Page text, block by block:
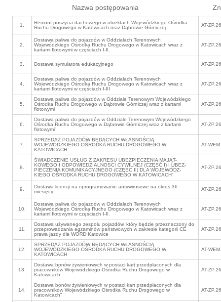
Nazwa postępowania
1.
Remont poszycia dachowego w obiektach Wojewódzkiego Ośrodka
Ruchu Drogowego w Katowicach oraz Dąbrowie Górniczej
AT-
2.
Dostawa paliwa do pojazdów w Oddziałach Terenowych
Wojewódzkiego Ośrodka Ruchu Drogowego w Katowicach wraz z
kartami flotowymi w częściach I-II.
AT-
3. Dostawa symulatora edukacyjnego AT-
4.
Dostawa paliwa do pojazdów w Oddziałach Terenowych
Wojewódzkiego Ośrodka Ruchu Drogowego w Katowicach wraz z
kartami flotowymi w częściach I-III
AT-
5.
Dostawa paliwa do pojazdów w Oddziale Terenowym Wojewódzkiego
Ośrodka Ruchu Drogowego w Dąbrowie Górniczej wraz z kartami
flotowymi
AT-
6.
Dostawa paliwa do pojazdów w Oddziale Terenowym Wojewódzkiego
Ośrodka Ruchu Drogowego w Dąbrowie Górniczej wraz z kartami
flotowymi”
AT-
7.
SPRZEDAŻ POJAZDÓW BĘDĄCYCH WŁASNOŚCIĄ
WOJEWÓDZKIEGO OŚRODKA RUCHU DROGOWEGO W
KATOWICACH
AT-
8.
ŚWIADCZENIE USŁUG Z ZAKRESU UBEZPIECZENIA MAJĄT-
KOWEGO I ODPOWIEDZIALNOSCI CYWILNEJ (CZĘŚĆ I) I UBEZ-
PIECZENIA KOMUNIKACYJNEGO (CZĘŚC II) DLA WOJEWÓDZ-
KIEGO OŚRODKA RUCHU DROGOWEGO W KATOWICACH”
AT-
9.
Dostawa licencji na oprogramowanie antywirusowe na okres 36
miesięcy
AT-
10.
Dostawa paliwa do pojazdów w Oddziałach Terenowych
Wojewódzkiego Ośrodka Ruchu Drogowego w Katowicach wraz z
kartami flotowymi w częściach I-II.
AT-
11.
Dostawa używanego zespołu pojazdów, który będzie przeznaczony do
przeprowadzania egzaminów państwowych w zakresie kategorii CE
prawa jazdy dla WORD Katowice
AT-
12.
SPRZEDAŻ POJAZDÓW BĘDĄCYCH WŁASNOŚCIĄ
WOJEWÓDZKIEGO OŚRODKA RUCHU DROGOWEGO W
KATOWICACH
AT-
13.
Dostawa bonów żywieniowych w postaci kart przedpłaconych dla
pracowników Wojewódzkiego Ośrodka Ruchu Drogowego w
Katowicach
AT-
14.
Dostawa bonów żywieniowych w postaci kart przedpłaconych dla
pracowników Wojewódzkiego Ośrodka Ruchu Drogowego w
Katowicach”
AT-